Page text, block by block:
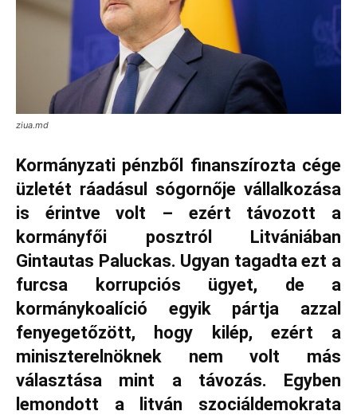
ziua.md
Kormányzati pénzből finanszírozta cége
üzletét ráadásul sógornője vállalkozása
is érintve volt – ezért távozott a
kormányfői posztról Litvániában
Gintautas Paluckas. Ugyan tagadta ezt a
furcsa korrupciós ügyet, de a
kormánykoalíció egyik pártja azzal
fenyegetőzött, hogy kilép, ezért a
miniszterelnöknek nem volt más
választása mint a távozás. Egyben
lemondott a litván szociáldemokrata